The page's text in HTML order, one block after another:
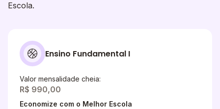
Escola.
Ensino Fundamental I
Valor mensalidade cheia:
R$ 990,00
Economize com o Melhor Escola